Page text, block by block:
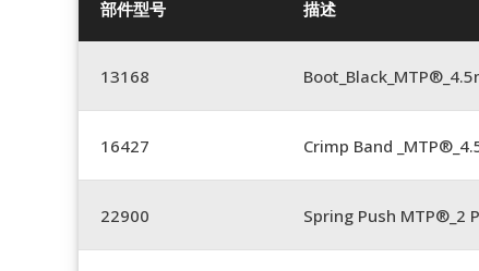
部件型号 描述
13168
16427 Crimp Band
22900 Spring Push MTP®_2